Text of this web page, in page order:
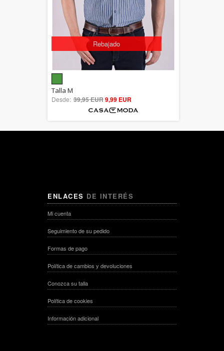
Rebajado
out of 5
Talla M
Desde: 39,95 EUR9,99 EUR
ENLACES DE INTERÉS
Mi cuenta
Seguimiento de su pedido
Formas de pago
Política de cambios y devoluciones
Conozca su talla
Política de cookies
Información adicional